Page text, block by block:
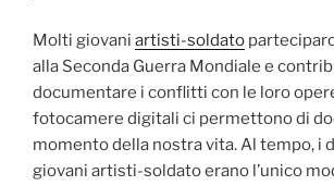
Molti giovani artisti-soldato
alla Seconda Guerra Mondiale e
documentare i conflitti con le loro
fotocamere digitali ci permettono di
momento della nostra vita. Al tempo, i
giovani artisti-soldato erano l’unico